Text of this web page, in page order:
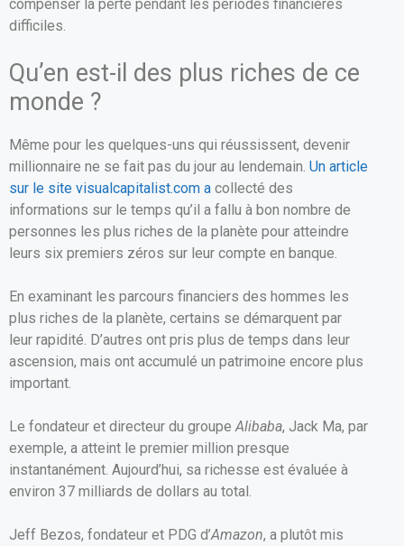
compenser la perte pendant les périodes financières
difficiles.
Qu’en est-il des plus riches de ce
monde ?
Même pour les quelques-uns qui réussissent, devenir
millionnaire ne se fait pas du jour au lendemain. Un article
sur le site visualcapitalist.com a collecté des
informations sur le temps qu’il a fallu à bon nombre de
personnes les plus riches de la planète pour atteindre
leurs six premiers zéros sur leur compte en banque.
En examinant les parcours financiers des hommes les
plus riches de la planète, certains se démarquent par
leur rapidité. D’autres ont pris plus de temps dans leur
ascension, mais ont accumulé un patrimoine encore plus
important.
Le fondateur et directeur du groupeAlibaba, Jack Ma, par
exemple, a atteint le premier million presque
instantanément. Aujourd’hui, sa richesse est évaluée à
environ 37 milliards de dollars au total.
Jeff Bezos, fondateur et PDG d’Amazon, a plutôt mis